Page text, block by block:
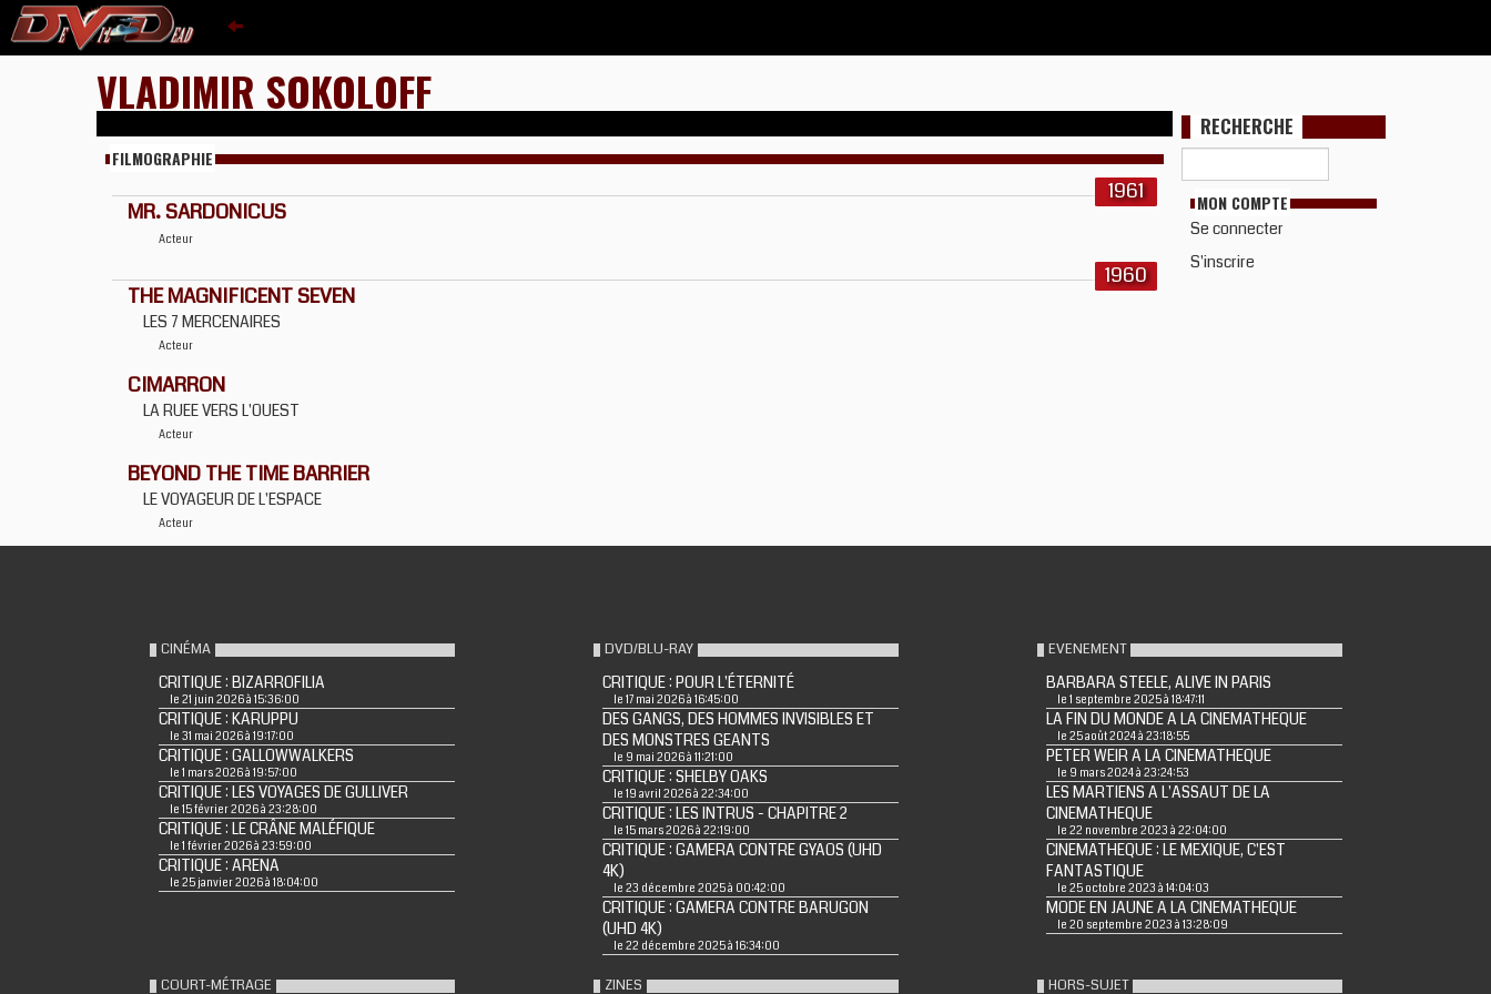
VLADIMIR SOKOLOFF
FILMOGRAPHIE
1961
MR. SARDONICUS
Acteur
1960
THE MAGNIFICENT SEVEN
LES 7 MERCENAIRES
Acteur
CIMARRON
LA RUEE VERS L'OUEST
Acteur
BEYOND THE TIME BARRIER
LE VOYAGEUR DE L'ESPACE
Acteur
RECHERCHE
MON COMPTE
Se connecter
S'inscrire
CINÉMA
CRITIQUE : BIZARROFILIA
le 21 juin 2026 à 15:36:00
CRITIQUE : KARUPPU
le 31 mai 2026 à 19:17:00
CRITIQUE : GALLOWWALKERS
le 1 mars 2026 à 19:57:00
CRITIQUE : LES VOYAGES DE GULLIVER
le 15 février 2026 à 23:28:00
CRITIQUE : LE CRÂNE MALÉFIQUE
le 1 février 2026 à 23:59:00
CRITIQUE : ARENA
le 25 janvier 2026 à 18:04:00
DVD/BLU-RAY
CRITIQUE : POUR L'ÉTERNITÉ
le 17 mai 2026 à 16:45:00
DES GANGS, DES HOMMES INVISIBLES ET
DES MONSTRES GEANTS
le 9 mai 2026 à 11:21:00
CRITIQUE : SHELBY OAKS
le 19 avril 2026 à 22:34:00
CRITIQUE : LES INTRUS - CHAPITRE 2
le 15 mars 2026 à 22:19:00
CRITIQUE : GAMERA CONTRE GYAOS (UHD
4K)
le 23 décembre 2025 à 00:42:00
CRITIQUE : GAMERA CONTRE BARUGON
(UHD 4K)
le 22 décembre 2025 à 16:34:00
EVENEMENT
BARBARA STEELE, ALIVE IN PARIS
le 1 septembre 2025 à 18:47:11
LA FIN DU MONDE A LA CINEMATHEQUE
le 25 août 2024 à 23:18:55
PETER WEIR A LA CINEMATHEQUE
le 9 mars 2024 à 23:24:53
LES MARTIENS A L'ASSAUT DE LA
CINEMATHEQUE
le 22 novembre 2023 à 22:04:00
CINEMATHEQUE : LE MEXIQUE, C'EST
FANTASTIQUE
le 25 octobre 2023 à 14:04:03
MODE EN JAUNE A LA CINEMATHEQUE
le 20 septembre 2023 à 13:28:09
COURT-MÉTRAGE ZINES HORS-SUJET